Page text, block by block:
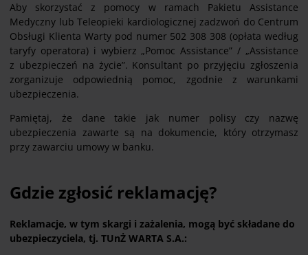
Aby skorzystać z pomocy w ramach Pakietu Assistance
Medyczny lub Teleopieki kardiologicznej zadzwoń do Centrum
Obsługi Klienta Warty pod numer 502 308 308 (opłata według
taryfy operatora) i wybierz „Pomoc Assistance” / „Assistance
z ubezpieczeń na życie”. Konsultant po przyjęciu zgłoszenia
zorganizuje odpowiednią pomoc, zgodnie z warunkami
ubezpieczenia.
Pamiętaj, że dane takie jak numer polisy czy nazwę
ubezpieczenia zawarte są na dokumencie, który otrzymasz
przy zawarciu umowy w banku.
Gdzie zgłosić reklamację?
Reklamacje, w tym skargi i zażalenia, mogą być składane do
ubezpieczyciela, tj. TUnŻ WARTA S.A.: